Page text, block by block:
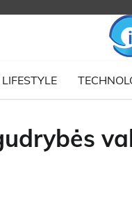
LIFESTYLE